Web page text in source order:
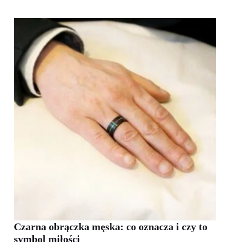
Czarna obrączka męska: co oznacza i czy to
symbol miłości